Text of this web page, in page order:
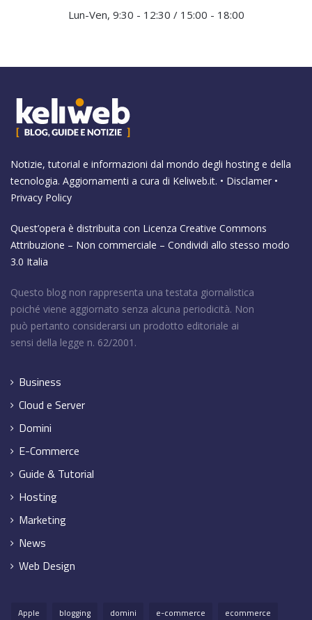
Lun-Ven, 9:30 - 12:30 / 15:00 - 18:00
Notizie, tutorial e informazioni dal mondo degli hosting e della
tecnologia. Aggiornamenti a cura di Keliweb.it. • Disclamer •
Privacy Policy
Quest’opera è distribuita con Licenza Creative Commons
Attribuzione – Non commerciale – Condividi allo stesso modo
3.0 Italia
Questo blog non rappresenta una testata giornalistica
poiché viene aggiornato senza alcuna periodicità. Non
può pertanto considerarsi un prodotto editoriale ai
sensi della legge n. 62/2001.
Business
Cloud e Server
Domini
E-Commerce
Guide & Tutorial
Hosting
Marketing
News
Web Design
Apple blogging domini e-commerce ecommerce